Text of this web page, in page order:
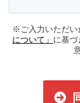
※ご入力いただい
について」 に基づ